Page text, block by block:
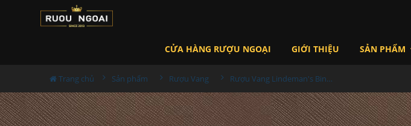
CỬA HÀNG RƯỢU NGOẠI GIỚI THIỆU SẢN PHẨM
Trang chủ Sản phẩm Rượu Vang Rượu Vang Lindeman's Bin 65 Chardonnay